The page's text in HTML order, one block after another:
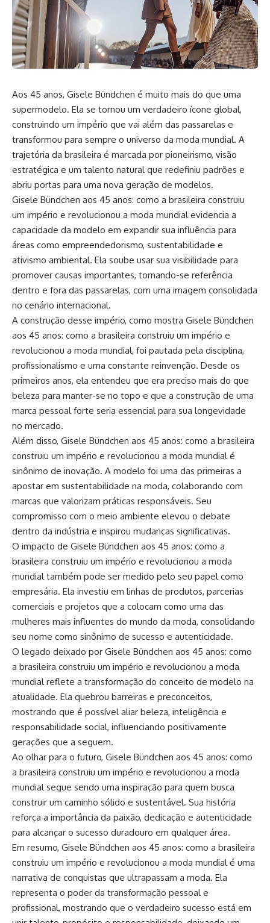
Aos 45 anos, Gisele Bündchen é muito mais do que uma
supermodelo. Ela se tornou um verdadeiro ícone global,
construindo um império que vai além das passarelas e
transformou para sempre o universo da moda mundial. A
trajetória da brasileira é marcada por pioneirismo, visão
estratégica e um talento natural que redefiniu padrões e
abriu portas para uma nova geração de modelos.
Gisele Bündchen aos 45 anos: como a brasileira construiu
um império e revolucionou a moda mundial evidencia a
capacidade da modelo em expandir sua influência para
áreas como empreendedorismo, sustentabilidade e
ativismo ambiental. Ela soube usar sua visibilidade para
promover causas importantes, tornando-se referência
dentro e fora das passarelas, com uma imagem consolidada
no cenário internacional.
A construção desse império, como mostra Gisele Bündchen
aos 45 anos: como a brasileira construiu um império e
revolucionou a moda mundial, foi pautada pela disciplina,
profissionalismo e uma constante reinvenção. Desde os
primeiros anos, ela entendeu que era preciso mais do que
beleza para manter-se no topo e que a construção de uma
marca pessoal forte seria essencial para sua longevidade
no mercado.
Além disso, Gisele Bündchen aos 45 anos: como a brasileira
construiu um império e revolucionou a moda mundial é
sinônimo de inovação. A modelo foi uma das primeiras a
apostar em sustentabilidade na moda, colaborando com
marcas que valorizam práticas responsáveis. Seu
compromisso com o meio ambiente elevou o debate
dentro da indústria e inspirou mudanças significativas.
O impacto de Gisele Bündchen aos 45 anos: como a
brasileira construiu um império e revolucionou a moda
mundial também pode ser medido pelo seu papel como
empresária. Ela investiu em linhas de produtos, parcerias
comerciais e projetos que a colocam como uma das
mulheres mais influentes do mundo da moda, consolidando
seu nome como sinônimo de sucesso e autenticidade.
O legado deixado por Gisele Bündchen aos 45 anos: como
a brasileira construiu um império e revolucionou a moda
mundial reflete a transformação do conceito de modelo na
atualidade. Ela quebrou barreiras e preconceitos,
mostrando que é possível aliar beleza, inteligência e
responsabilidade social, influenciando positivamente
gerações que a seguem.
Ao olhar para o futuro, Gisele Bündchen aos 45 anos: como
a brasileira construiu um império e revolucionou a moda
mundial segue sendo uma inspiração para quem busca
construir um caminho sólido e sustentável. Sua história
reforça a importância da paixão, dedicação e autenticidade
para alcançar o sucesso duradouro em qualquer área.
Em resumo, Gisele Bündchen aos 45 anos: como a brasileira
construiu um império e revolucionou a moda mundial é uma
narrativa de conquistas que ultrapassam a moda. Ela
representa o poder da transformação pessoal e
profissional, mostrando que o verdadeiro sucesso está em